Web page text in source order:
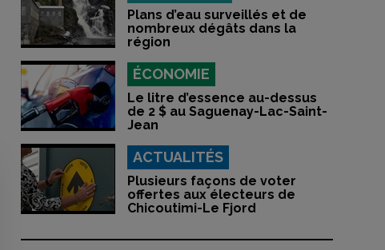
Plans d’eau surveillés et de
nombreux dégâts dans la
région
ÉCONOMIE
Le litre d’essence au-dessus
de 2 $ au Saguenay-Lac-Saint-
Jean
ACTUALITÉS
Plusieurs façons de voter
offertes aux électeurs de
Chicoutimi-Le Fjord